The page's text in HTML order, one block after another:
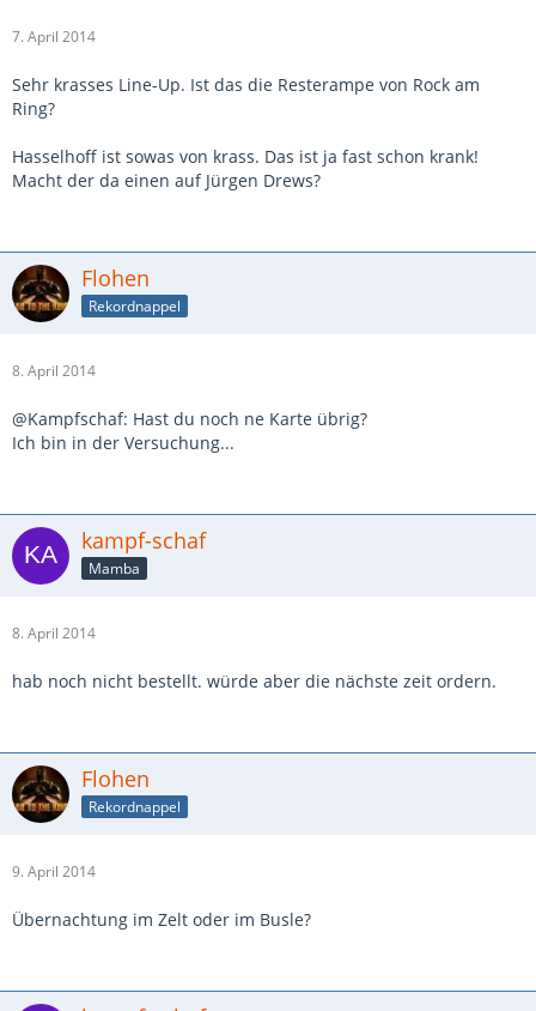
7. April 2014
Sehr krasses Line-Up. Ist das die Resterampe von Rock am
Ring?
Hasselhoff ist sowas von krass. Das ist ja fast schon krank!
Macht der da einen auf Jürgen Drews?
Flohen
Rekordnappel
8. April 2014
@Kampfschaf: Hast du noch ne Karte übrig?
Ich bin in der Versuchung...
kampf-schaf
Mamba
8. April 2014
hab noch nicht bestellt. würde aber die nächste zeit ordern.
Flohen
Rekordnappel
9. April 2014
Übernachtung im Zelt oder im Busle?